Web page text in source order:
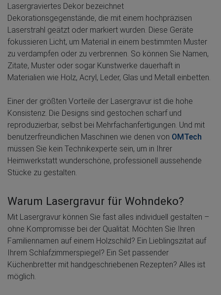
Lasergraviertes Dekor bezeichnet
Dekorationsgegenstände, die mit einem hochpräzisen
Laserstrahl geätzt oder markiert wurden. Diese Geräte
fokussieren Licht, um Material in einem bestimmten Muster
zu verdampfen oder zu verbrennen. So können Sie Namen,
Zitate, Muster oder sogar Kunstwerke dauerhaft in
Materialien wie Holz, Acryl, Leder, Glas und Metall einbetten.
Einer der größten Vorteile der Lasergravur ist die hohe
Konsistenz. Die Designs sind gestochen scharf und
reproduzierbar, selbst bei Mehrfachanfertigungen. Und mit
benutzerfreundlichen Maschinen wie denen von OMTech
müssen Sie kein Technikexperte sein, um in Ihrer
Heimwerkstatt wunderschöne, professionell aussehende
Stücke zu gestalten.
Warum Lasergravur für Wohndeko?
Mit Lasergravur können Sie fast alles individuell gestalten –
ohne Kompromisse bei der Qualität. Möchten Sie Ihren
Familiennamen auf einem Holzschild? Ein Lieblingszitat auf
Ihrem Schlafzimmerspiegel? Ein Set passender
Küchenbretter mit handgeschriebenen Rezepten? Alles ist
möglich.